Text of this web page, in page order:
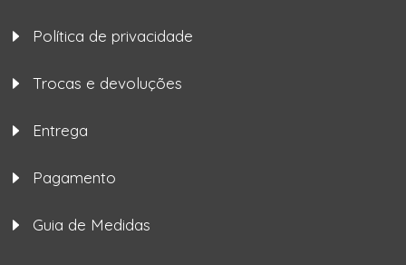
Política de privacidade
Trocas e devoluções
Entrega
Pagamento
Guia de Medidas